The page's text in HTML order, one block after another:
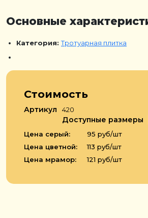
Основные
Категория:Тротуарная плитка
Стоимость
Артикул 420
Доступные размеры
Цена серый:
95 руб/шт
Цена цветной:
113 руб/шт
Цена мрамор:
121 руб/шт